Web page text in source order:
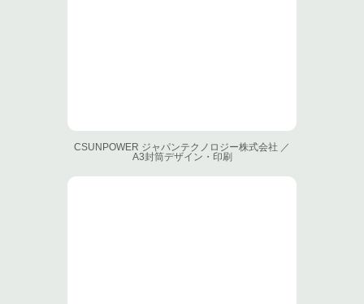
CSUNPOWER ジャパンテクノロジー株式会社 ／
A3封筒デザイン・印刷